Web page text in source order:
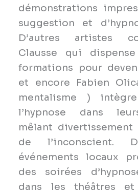
démonstrations
suggestion et
D’autres artistes
Clausse qui
formations pour
et encore Fabien
mentalisme )
l’hypnose dans
mêlant
de l’inconscient.
événements locaux
des soirées
dans les théâtres